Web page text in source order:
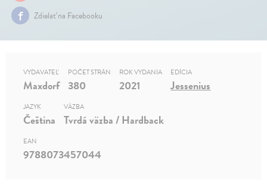
Zdielať na Facebooku
VYDAVATEĽ
Maxdorf
POČET STRÁN
380
ROK VYDANIA
2021
EDÍCIA
Jessenius
JAZYK
Čeština
VÄZBA
Tvrdá väzba / Hardback
EAN
9788073457044